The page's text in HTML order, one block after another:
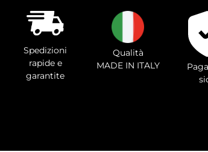
Spedizioni
rapide e
garantite
Qualità
MADE IN ITALY